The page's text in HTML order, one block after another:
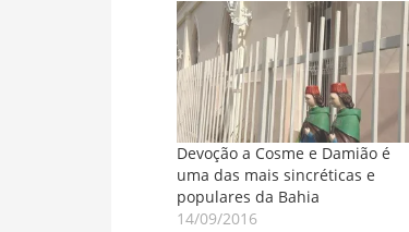
Devoção a Cosme e Damião é
uma das mais sincréticas e
populares da Bahia
14/09/2016